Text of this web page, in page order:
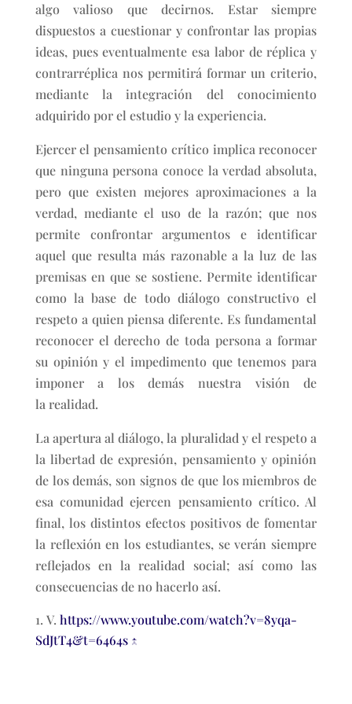
algo valioso que decirnos. Estar siempre
dispuestos a cuestionar y confrontar las propias
ideas, pues eventualmente esa labor de réplica y
contrarréplica nos permitirá formar un criterio,
mediante la integración del conocimiento
adquirido por el estudio y la experiencia.
Ejercer el pensamiento crítico implica reconocer
que ninguna persona conoce la verdad absoluta,
pero que existen mejores aproximaciones a la
verdad, mediante el uso de la razón; que nos
permite confrontar argumentos e identificar
aquel que resulta más razonable a la luz de las
premisas en que se sostiene. Permite identificar
como la base de todo diálogo constructivo el
respeto a quien piensa diferente. Es fundamental
reconocer el derecho de toda persona a formar
su opinión y el impedimento que tenemos para
imponer a los demás nuestra visión de
la realidad.
La apertura al diálogo, la pluralidad y el respeto a
la libertad de expresión, pensamiento y opinión
de los demás, son signos de que los miembros de
esa comunidad ejercen pensamiento crítico. Al
final, los distintos efectos positivos de fomentar
la reflexión en los estudiantes, se verán siempre
reflejados en la realidad social; así como las
consecuencias de no hacerlo así.
V. https://www.youtube.com/watch?v=8yqa-
SdJtT4&t=6464s ↑